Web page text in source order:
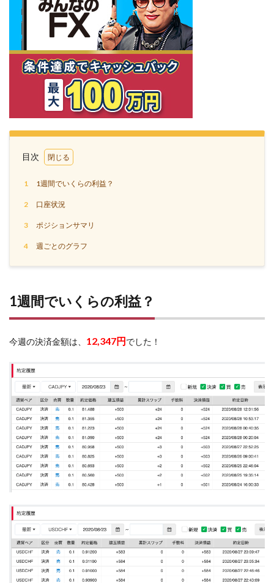
目次
1 1週間でいくらの利益？
2 口座状況
3 ポジションサマリ
4 週ごとのグラフ
1週間でいくらの利益？
今週の決済金額は、 12,347円でした！